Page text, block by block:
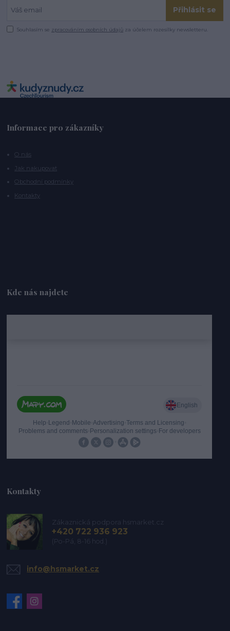
Přihlásit se
Souhlasím se zpracováním osobních údajů za účelem rozesílky newsletteru.
Informace pro zákazníky
O nás
Jak nakupovat
Obchodní podmínky
Kontakty
Kde nás najdete
Kontakty
Zákaznická podpora hsmarket.cz
+420 722 936 923
(Po-Pá, 8-16 hod.)
info@hsmarket.cz